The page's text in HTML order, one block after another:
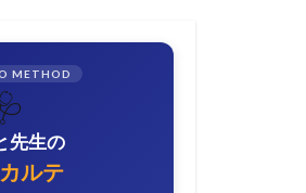
METHOD
🩺
先生の
ルテ